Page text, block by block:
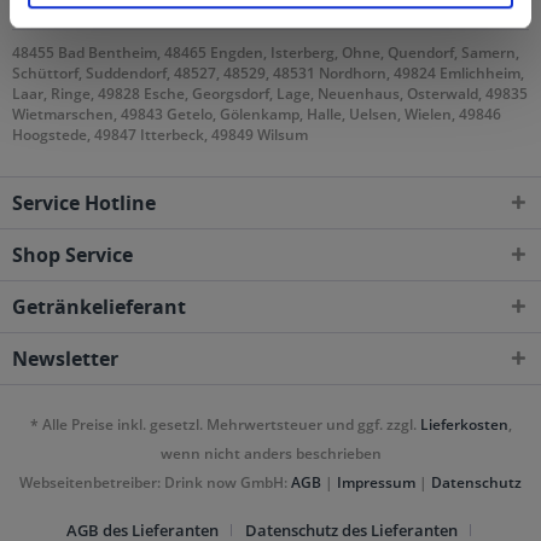
48455 Bad Bentheim, 48465 Engden, Isterberg, Ohne, Quendorf, Samern,
Schüttorf, Suddendorf, 48527, 48529, 48531 Nordhorn, 49824 Emlichheim,
Laar, Ringe, 49828 Esche, Georgsdorf, Lage, Neuenhaus, Osterwald, 49835
Wietmarschen, 49843 Getelo, Gölenkamp, Halle, Uelsen, Wielen, 49846
Hoogstede, 49847 Itterbeck, 49849 Wilsum
Service Hotline
Shop Service
Getränkelieferant
Newsletter
* Alle Preise inkl. gesetzl. Mehrwertsteuer und ggf. zzgl. Lieferkosten,
wenn nicht anders beschrieben
Webseitenbetreiber: Drink now GmbH: AGB | Impressum | Datenschutz
AGB des Lieferanten Datenschutz des Lieferanten